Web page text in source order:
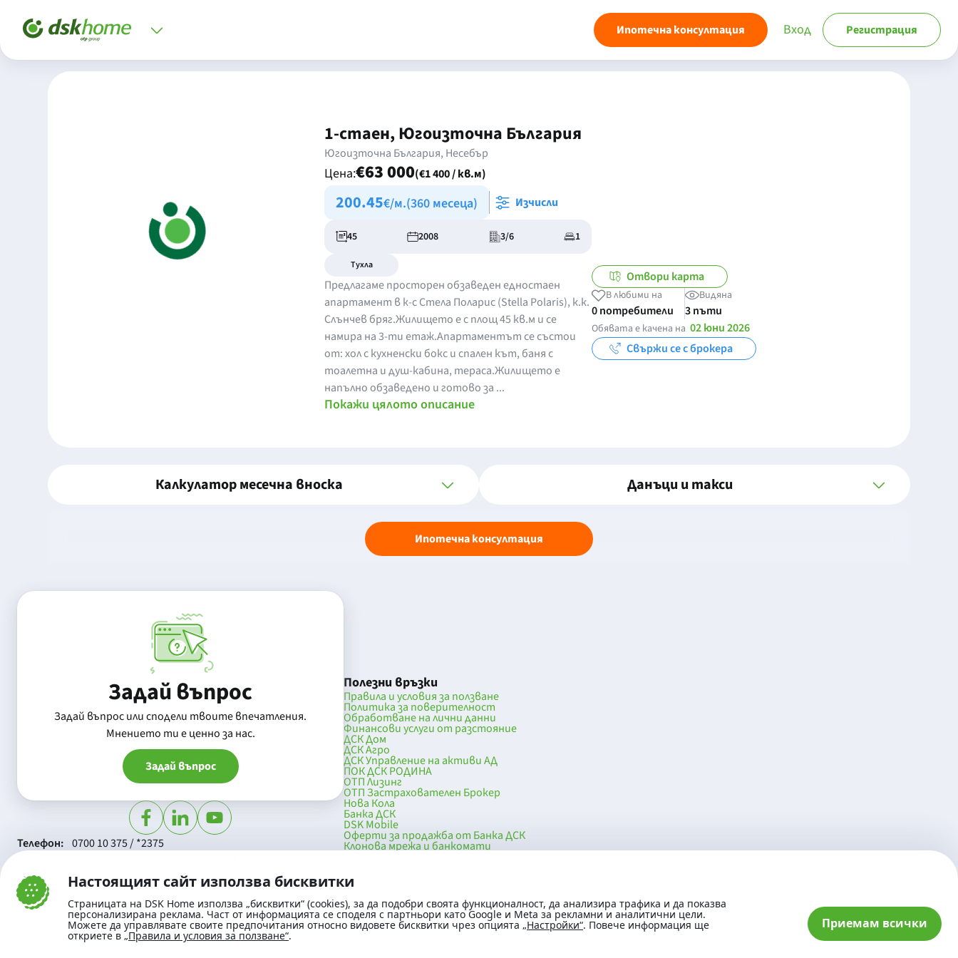
Настоящият сайт използва бисквитки
Страницата на DSK Home използва „бисквитки“ (cookies), за да подобри своята функционалност, да анализира трафика и да показва
персонализирана реклама. Част от информацията се споделя с партньори като Google и Meta за рекламни и аналитични цели.
Можете да управлявате своите предпочитания относно видовете бисквитки чрез опцията „Настройки“. Повече информация ще
откриете в „Правила и условия за ползване“.
Приемам всички
Ипотечна консултация Вход Регистрация
1-стаен, Югоизточна България
Югоизточна България, Несебър
Цена:€63 000(€1 400 / кв.м)
200.45€/м.(360 месеца) Изчисли
45 2008 3/6 1
Тухла
Предлагаме просторен обзаведен едностаен
апартамент в к-с Стела Поларис (Stella Polaris), к.к.
Слънчев бряг.Жилището е с площ 45 кв.м и се
намира на 3-ти етаж.Апартаментът се състои
от: хол с кухненски бокс и спален кът, баня с
тоалетна и душ-кабина, тераса.Жилището е
напълно обзаведено и готово за ...
Покажи цялото описание
Отвори карта
В любими на
0 потребители
Видяна
3 пъти
Обявата е качена на 02 юни 2026
Свържи се с брокера
Калкулатор месечна вноска Данъци и такси
Ипотечна консултация
Задай въпрос
Задай въпрос или сподели твоите впечатления.
Mнението ти е ценно за нас.
Задай въпрос
Телефон:
SWIFT/BIC:
0700 10 375 / *2375
BIC/SWIFT на Банка ДСК: STSABGSF
Полезни връзки
Правила и условия за ползване
Политика за поверителност
Обработване на лични данни
Финансови услуги от разстояние
ДСК Дом
ДСК Агро
ДСК Управление на активи АД
ПОК ДСК РОДИНА
ОТП Лизинг
ОТП Застрахователен Брокер
Нова Кола
Банка ДСК
DSK Mobile
Оферти за продажба от Банка ДСК
Клонова мрежа и банкомати
© 2026 „Банка ДСК“ АД